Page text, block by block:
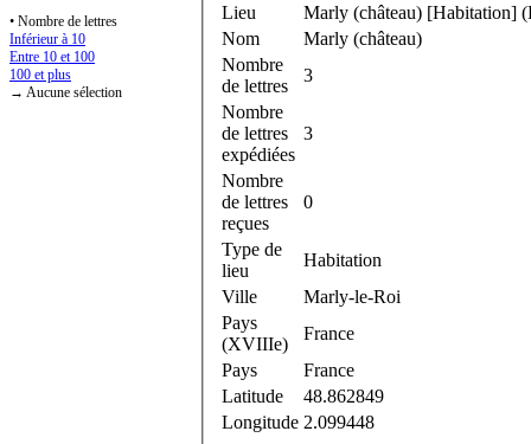
• Nombre de lettres
Inférieur à 10
Entre 10 et 100
100 et plus
→ Aucune sélection
Lieu
Marly (château) [Habitation]
Nom
Marly (château)
Nombre
de lettres
3
Nombre
de lettres
expédiées
3
Nombre
de lettres
reçues
0
Type de
lieu
Habitation
Ville
Marly-le-Roi
Pays
(XVIIIe)
France
Pays
France
Latitude
48.862849
Longitude 2.099448